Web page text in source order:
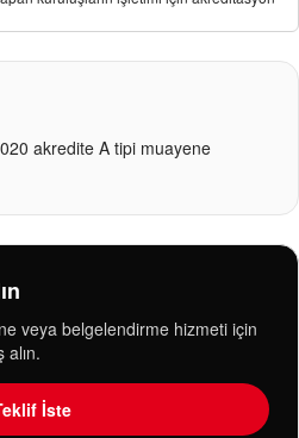
akredite A tipi muayene
veya belgelendirme hizmeti için
alın.
İste